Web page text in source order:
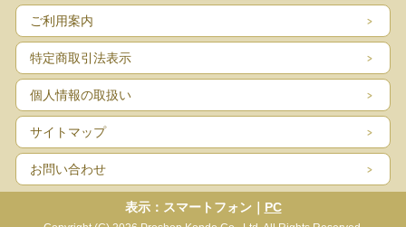
ご利用案内
特定商取引法表示
個人情報の取扱い
サイトマップ
お問い合わせ
表示：スマートフォン｜ PC